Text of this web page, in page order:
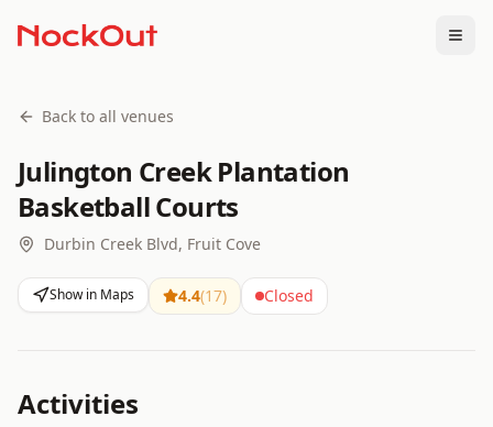
Back to all venues
Julington Creek Plantation
Basketball Courts
Durbin Creek Blvd, Fruit Cove
Show in Maps 4.4(17) Closed
Activities